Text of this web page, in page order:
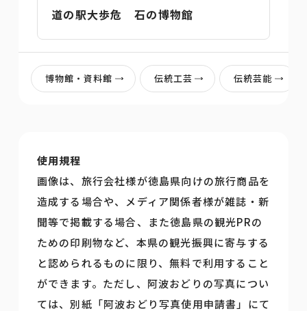
道の駅大歩危 石の博物館
博物館・資料館 伝統工芸 伝統芸能
使用規程
画像は、旅行会社様が徳島県向けの旅行商品を
造成する場合や、メディア関係者様が雑誌・新
聞等で掲載する場合、また徳島県の観光PRの
ための印刷物など、本県の観光振興に寄与する
と認められるものに限り、無料で利用すること
ができます。ただし、阿波おどりの写真につい
ては、別紙「阿波おどり写真使用申請書」にて